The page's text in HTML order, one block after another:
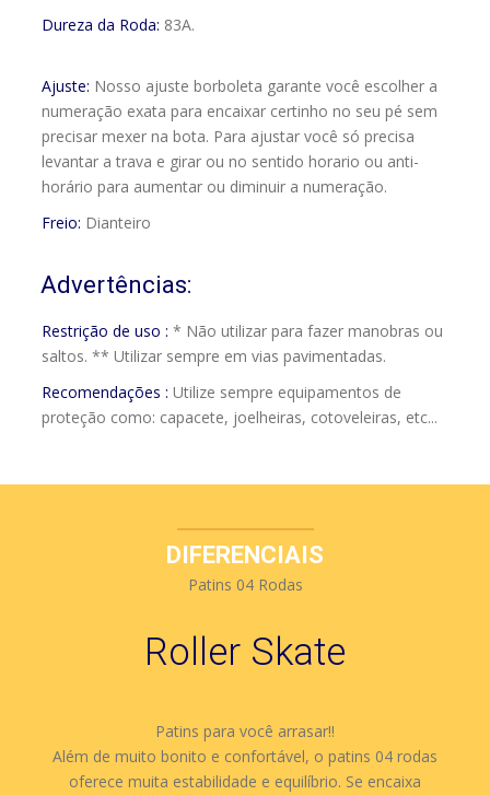
Dureza da Roda: 83A.
Ajuste: Nosso ajuste borboleta garante você escolher a
numeração exata para encaixar certinho no seu pé sem
precisar mexer na bota. Para ajustar você só precisa
levantar a trava e girar ou no sentido horario ou anti-
horário para aumentar ou diminuir a numeração.
Freio: Dianteiro
Advertências:
Restrição de uso :* Não utilizar para fazer manobras ou
saltos. ** Utilizar sempre em vias pavimentadas.
Recomendações : Utilize sempre equipamentos de
proteção como: capacete, joelheiras, cotoveleiras, etc...
DIFERENCIAIS
Patins 04 Rodas
Roller Skate
Patins para você arrasar!!
Além de muito bonito e confortável, o patins 04 rodas
oferece muita estabilidade e equilíbrio. Se encaixa